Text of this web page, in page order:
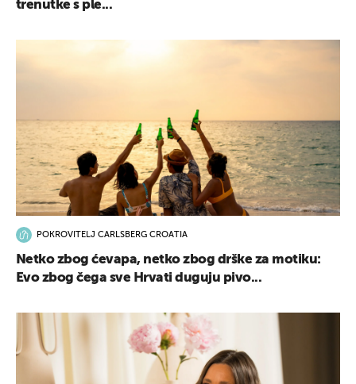
trenutke s ple...
POKROVITELJ CARLSBERG CROATIA
Netko zbog ćevapa, netko zbog drške za motiku:
Evo zbog čega sve Hrvati duguju pivo...